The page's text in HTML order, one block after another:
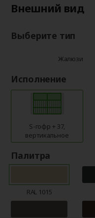
Внешний вид
Выберите тип
Жалюзи
Исполнение
S-гофр + 37,
вертикальное
Палитра
RAL 1015